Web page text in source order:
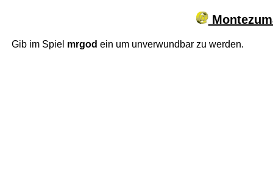
Gib im Spiel mrgod ein um unverwundbar zu werden.